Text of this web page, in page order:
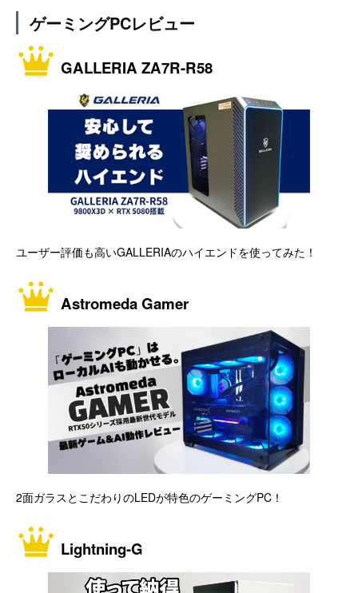
ゲーミングPCレビュー
GALLERIA ZA7R-R58
ユーザー評価も高いGALLERIAのハイエンドを使ってみた！
Astromeda Gamer
2面ガラスとこだわりのLEDが特色のゲーミングPC！
Lightning-G